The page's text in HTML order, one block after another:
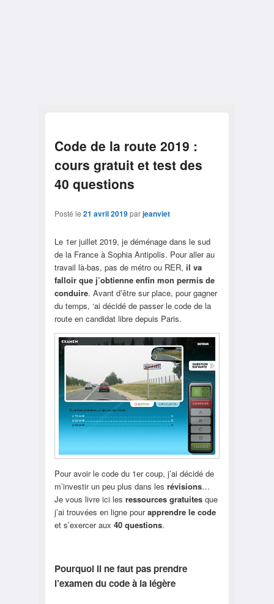
Code de la route 2019 :
cours gratuit et test des
40 questions
Posté le 21 avril 2019parjeanviet
Le 1er juillet 2019, je déménage dans le sud
de la France à Sophia Antipolis. Pour aller au
travail là-bas, pas de métro ou RER, il va
falloir que j’obtienne enfin mon permis de
conduire. Avant d’être sur place, pour gagner
du temps, ‘ai décidé de passer le code de la
route en candidat libre depuis Paris.
Pour avoir le code du 1er coup, j’ai décidé de
m’investir un peu plus dans les révisions…
Je vous livre ici les ressources gratuitesque
j’ai trouvées en ligne pourapprendre le code
et s’exercer aux 40 questions.
Pourquoi il ne faut pas prendre
l’examen du code à la légère